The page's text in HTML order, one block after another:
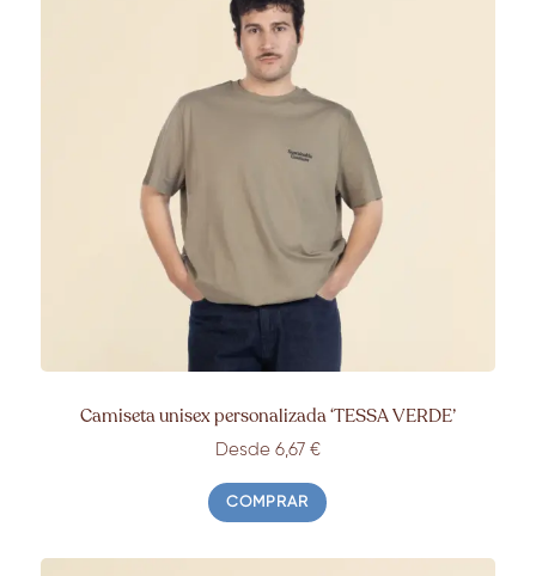
Camiseta unisex personalizada ‘TESSA VERDE’
Desde 6,67 €
COMPRAR